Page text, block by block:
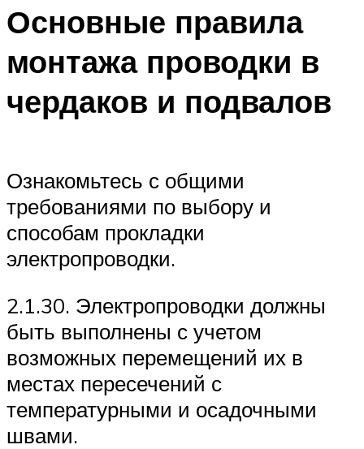
Основные правила
монтажа проводки в
чердаков и подвалов
Ознакомьтесь с общими
требованиями по выбору и
способам прокладки
электропроводки.
2.1.30. Электропроводки должны
быть выполнены с учетом
возможных перемещений их в
местах пересечений с
температурными и осадочными
швами.